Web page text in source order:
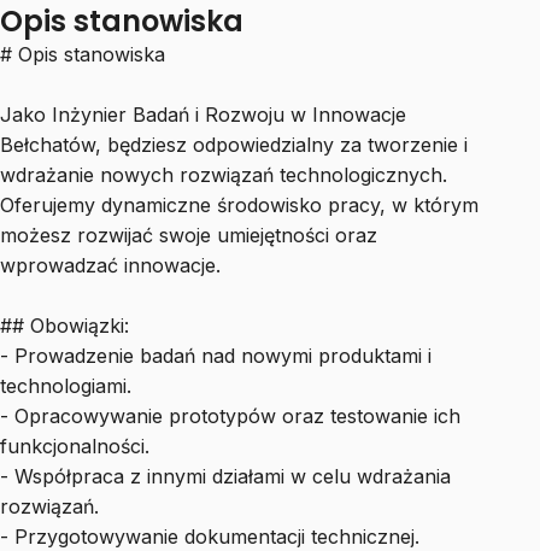
Opis stanowiska
# Opis stanowiska
Jako Inżynier Badań i Rozwoju w Innowacje
Bełchatów, będziesz odpowiedzialny za tworzenie i
wdrażanie nowych rozwiązań technologicznych.
Oferujemy dynamiczne środowisko pracy, w którym
możesz rozwijać swoje umiejętności oraz
wprowadzać innowacje.
## Obowiązki:
- Prowadzenie badań nad nowymi produktami i
technologiami.
- Opracowywanie prototypów oraz testowanie ich
funkcjonalności.
- Współpraca z innymi działami w celu wdrażania
rozwiązań.
- Przygotowywanie dokumentacji technicznej.